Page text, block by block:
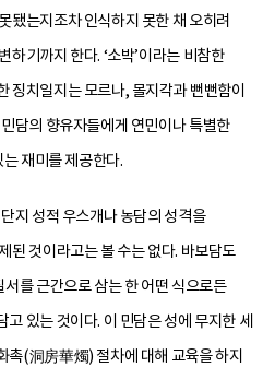
됐는지조차 인식하지 못한 채 오히려
하기까지 한다. ‘소박’이라는 비참한
징치일지는 모르나, 몰지각과 뻔뻔함이
담의 향유자들에게 연민이나 특별한
재미를 제공한다.
지 성적 우스개나 농담의 성격을
된 것이라고는 볼 수는 없다. 바보담도
를 근간으로 삼는 한 어떤 식으로든
있는 것이다. 이 민담은 성에 무지한 세
촉(洞房華燭) 절차에 대해 교육을 하지